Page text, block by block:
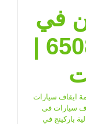
في
الكويت | 65080771 |
ايقاف سيارات
سيارات فى
باركينج في